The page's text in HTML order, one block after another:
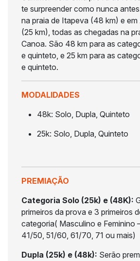
te surpreender como nunca
na praia de Itapeva (48 km) e
(25 km), todas as chegadas na
Canoa. São 48 km para as
e quinteto, e 25 km para as
e quinteto.
MODALIDADES
48k: Solo, Dupla, Quinteto
25k: Solo, Dupla, Quinteto
PREMIAÇÃO
Categoria Solo (25k) e (48K):
primeiros da prova e 3 primeiros
categoria( Masculino e Feminino
41/50, 51/60, 61/70, 71 ou mais)
Dupla (25k) e (48k): Serão